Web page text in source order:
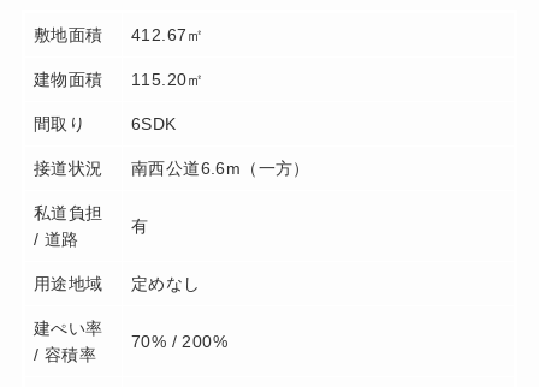
敷地面積 412.67㎡
建物面積 115.20㎡
間取り 6SDK
接道状況 南西公道6.6m（一方）
私道負担
/ 道路
有
用途地域 定めなし
建ぺい率
/ 容積率
70% / 200%